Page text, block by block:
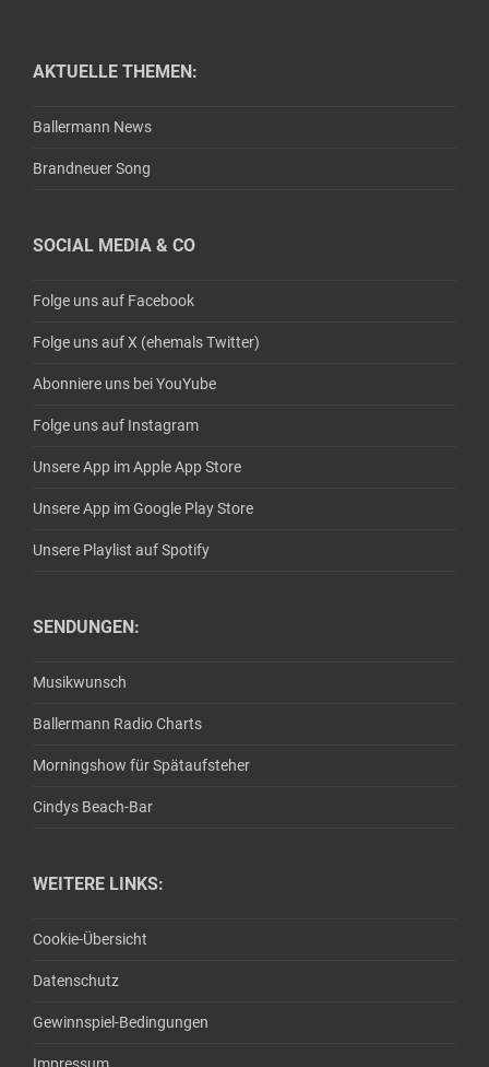
AKTUELLE THEMEN:
Ballermann News
Brandneuer Song
SOCIAL MEDIA & CO
Folge uns auf Facebook
Folge uns auf X (ehemals Twitter)
Abonniere uns bei YouYube
Folge uns auf Instagram
Unsere App im Apple App Store
Unsere App im Google Play Store
Unsere Playlist auf Spotify
SENDUNGEN:
Musikwunsch
Ballermann Radio Charts
Morningshow für Spätaufsteher
Cindys Beach-Bar
WEITERE LINKS:
Cookie-Übersicht
Datenschutz
Gewinnspiel-Bedingungen
Impressum